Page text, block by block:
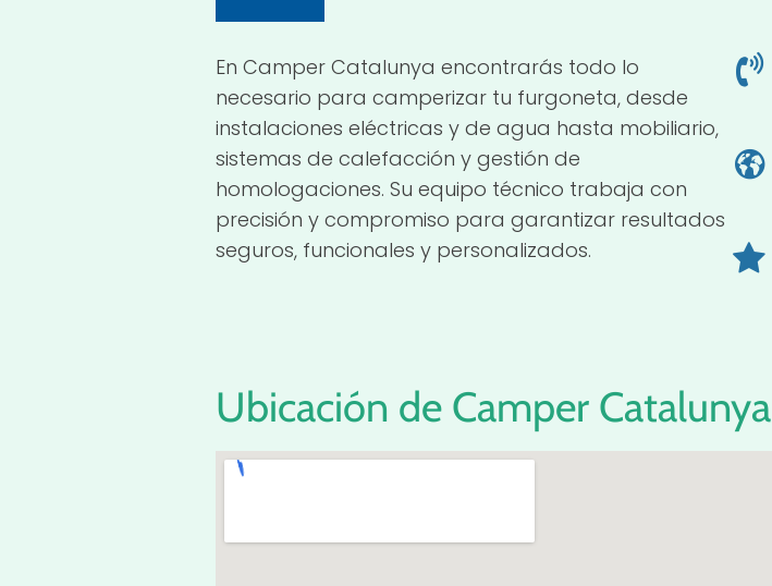
En Camper Catalunya encontrarás todo lo
necesario para camperizar tu furgoneta, desde
instalaciones eléctricas y de agua hasta mobiliario,
sistemas de calefacción y gestión de
homologaciones. Su equipo técnico trabaja con
precisión y compromiso para garantizar resultados
seguros, funcionales y personalizados.
Ubicación de Camper Catalunya